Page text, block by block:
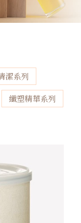
潔系列
纖塑精華系列